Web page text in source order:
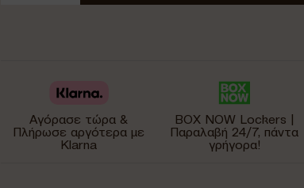
Αγόρασε τώρα &
Πλήρωσε αργότερα με
Klarna
BOX NOW Lockers |
Παραλαβή 24/7, πάντα
γρήγορα!